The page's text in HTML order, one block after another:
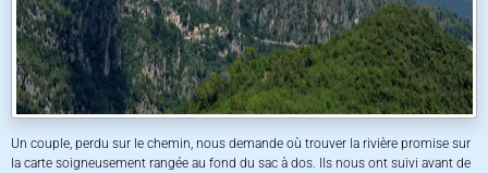
Un couple, perdu sur le chemin, nous demande où trouver la rivière promise sur
la carte soigneusement rangée au fond du sac à dos. Ils nous ont suivi avant de